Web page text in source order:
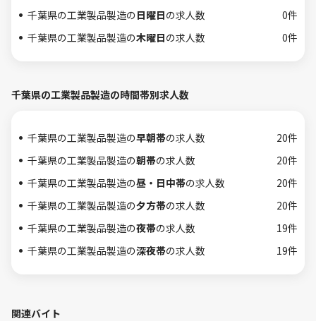
千葉県の工業製品製造の日曜日の求人数
0件
千葉県の工業製品製造の木曜日の求人数 0件
千葉県の工業製品製造の時間帯別求人数
千葉県の工業製品製造の早朝帯の求人数
20件
千葉県の工業製品製造の朝帯の求人数
20件
千葉県の工業製品製造の昼・日中帯の求人数
20件
千葉県の工業製品製造の夕方帯の求人数
20件
千葉県の工業製品製造の夜帯の求人数
19件
千葉県の工業製品製造の深夜帯の求人数 19件
関連バイト